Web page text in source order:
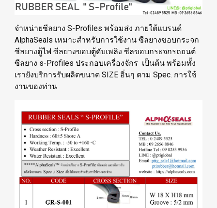
จำหน่ายซีลยาง S-Profiles พร้อมส่ง ภายใต้แบรนด์
AlphaSeals เหมาะสำหรับการใช้งาน ซีลยางขอบกระจก
ซีลยางตู้ไฟ ซีลยางขอบตู้ดับเพลิง ซีลขอบกระจกรถยนต์
ซีลยาง s-Profiles ประกอบเครื่องจักร เป็นต้น พร้อมทั้ง
เรายังบริการรับผลิตขนาด SIZE อิ่นๆ ตาม Spec. การใช้
งานของท่าน